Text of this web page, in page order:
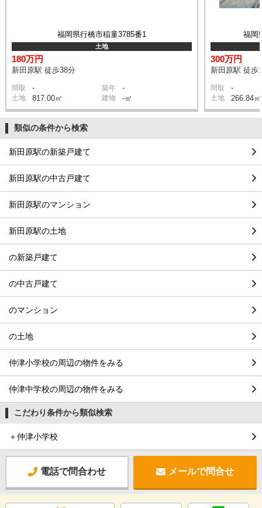
福岡県行橋市稲童3785番1
土地
180万円
新田原駅 徒歩38分
間取 - 築年 -
土地 817.00㎡ 建物 -㎡
福岡
300万円
新田原駅 徒歩
間取 -
土地 266.84㎡
類似の条件から検索
新田原駅の新築戸建て
新田原駅の中古戸建て
新田原駅のマンション
新田原駅の土地
の新築戸建て
の中古戸建て
のマンション
の土地
仲津小学校の周辺の物件をみる
仲津中学校の周辺の物件をみる
こだわり条件から類似検索
＋仲津小学校
電話で問合わせ メールで問合せ